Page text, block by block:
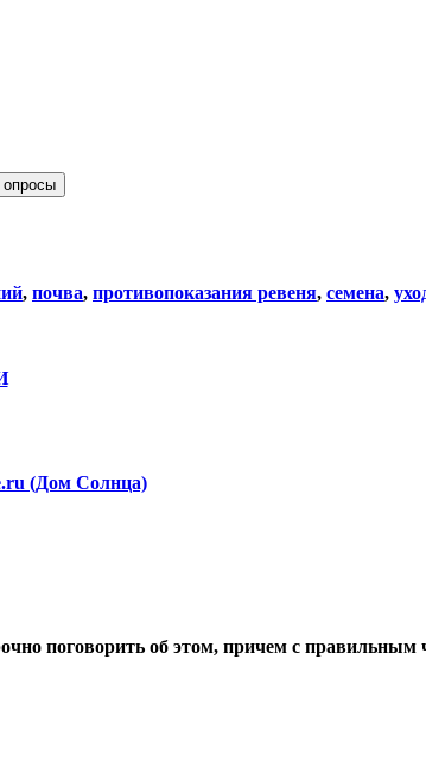
опросы
, почва, противопоказания ревеня, семена,
поговорить об этом, причем с правильным